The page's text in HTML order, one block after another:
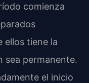
comienza
ellos tiene la
sea permanente.
el inicio